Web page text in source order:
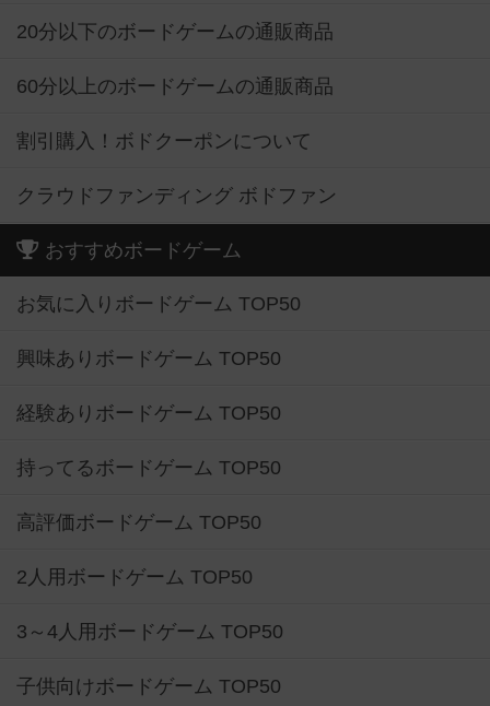
20分以下のボードゲームの通販商品
60分以上のボードゲームの通販商品
割引購入！ボドクーポンについて
クラウドファンディング ボドファン
おすすめボードゲーム
お気に入りボードゲーム TOP50
興味ありボードゲーム TOP50
経験ありボードゲーム TOP50
持ってるボードゲーム TOP50
高評価ボードゲーム TOP50
2人用ボードゲーム TOP50
3～4人用ボードゲーム TOP50
子供向けボードゲーム TOP50